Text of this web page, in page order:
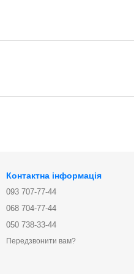
Контактна інформація
093 707-77-44
068 704-77-44
050 738-33-44
Передзвонити вам?